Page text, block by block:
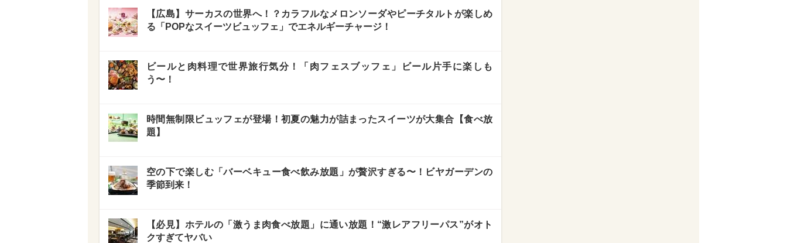
【広島】サーカスの世界へ！？カラフルなメロンソーダやピーチタルトが楽しめ
る「POPなスイーツビュッフェ」でエネルギーチャージ！
ビールと肉料理で世界旅行気分！「肉フェスブッフェ」ビール片手に楽しも
う〜！
時間無制限ビュッフェが登場！初夏の魅力が詰まったスイーツが大集合【食べ放
題】
空の下で楽しむ「バーベキュー食べ飲み放題」が贅沢すぎる〜！ビヤガーデンの
季節到来！
【必見】ホテルの「激うま肉食べ放題」に通い放題！“激レアフリーパス”がオト
クすぎてヤバい